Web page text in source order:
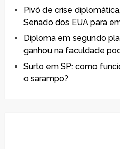
Pivô de crise
Senado dos EUA para
Diploma em segundo
ganhou na faculdade
Surto em SP: como
o sarampo?